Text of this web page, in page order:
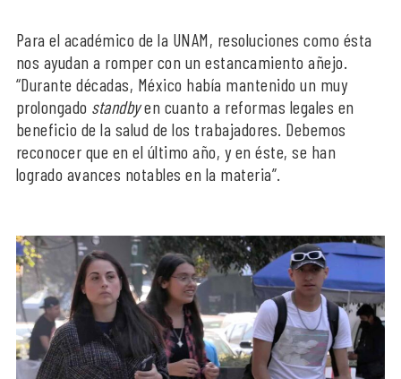
Para el académico de la UNAM, resoluciones como ésta
nos ayudan a romper con un estancamiento añejo.
“Durante décadas, México había mantenido un muy
prolongado standbyen cuanto a reformas legales en
beneficio de la salud de los trabajadores. Debemos
reconocer que en el último año, y en éste, se han
logrado avances notables en la materia”.